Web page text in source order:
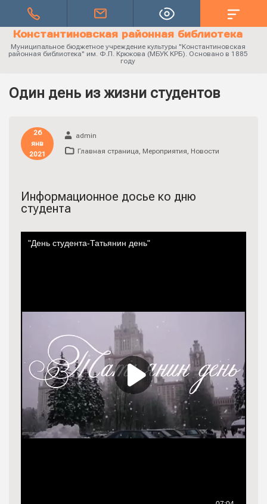
Константиновская районная библиотека
Муниципальное бюджетное учреждение культуры "Константиновская
районная библиотека" им. Ф.П. Крюкова (МБУК КРБ). Основано в 1885
году
Один день из жизни студентов
26
янв
2021
admin
Главная страница, Мероприятия, Новости
Информационное досье ко дню
студента